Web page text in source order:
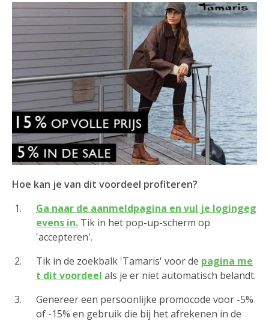
Hoe kan je van dit voordeel profiteren?
Ga naar de aanmeldpagina en vul je logingeg
evens in. Tik in het pop-up-scherm op
'accepteren'.
Tik in de zoekbalk 'Tamaris' voor de pagina me
t dit voordeel als je er niet automatisch belandt.
Genereer een persoonlijke promocode voor -5%
of -15% en gebruik die bij het afrekenen in de